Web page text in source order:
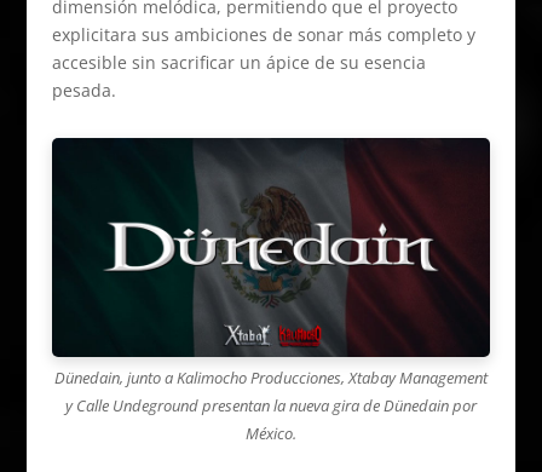
dimensión melódica, permitiendo que el proyecto
explicitara sus ambiciones de sonar más completo y
accesible sin sacrificar un ápice de su esencia
pesada.
Dünedain, junto a Kalimocho Producciones, Xtabay Management
y Calle Undeground presentan la nueva gira de Dünedain por
México.